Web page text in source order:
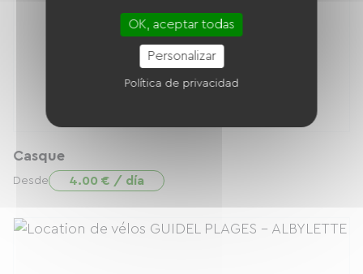
Casque
Desde 4.00 € / día
OK, aceptar todas
Personalizar
Política de privacidad